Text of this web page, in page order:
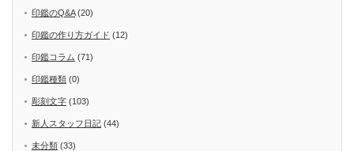
印鑑のQ&A(20)
印鑑の作り方ガイド (12)
印鑑コラム (71)
印鑑種類 (0)
彫刻文字 (103)
新人スタッフ日記 (44)
未分類 (33)